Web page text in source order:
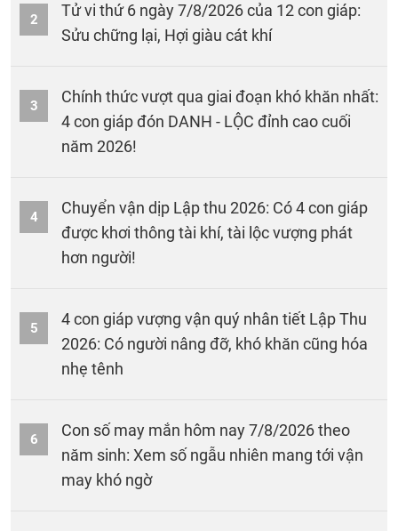
2
Tử vi thứ 6 ngày 7/8/2026 của 12 con giáp:
Sửu chững lại, Hợi giàu cát khí
3
Chính thức vượt qua giai đoạn khó khăn nhất:
4 con giáp đón DANH - LỘC đỉnh cao cuối
năm 2026!
4
Chuyển vận dịp Lập thu 2026: Có 4 con giáp
được khơi thông tài khí, tài lộc vượng phát
hơn người!
5
4 con giáp vượng vận quý nhân tiết Lập Thu
2026: Có người nâng đỡ, khó khăn cũng hóa
nhẹ tênh
6
Con số may mắn hôm nay 7/8/2026 theo
năm sinh: Xem số ngẫu nhiên mang tới vận
may khó ngờ